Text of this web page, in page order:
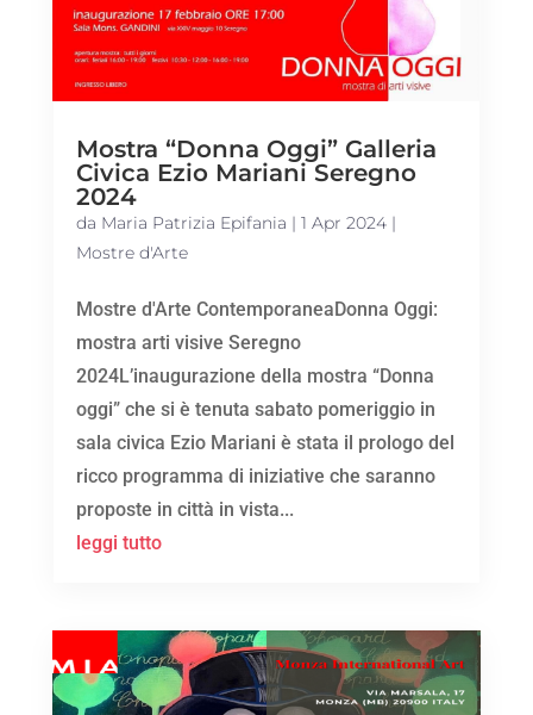
Mostra “Donna Oggi” Galleria
Civica Ezio Mariani Seregno
2024
da Maria Patrizia Epifania | 1 Apr 2024|
Mostre d'Arte
Mostre d'Arte ContemporaneaDonna Oggi:
mostra arti visive Seregno
2024L’inaugurazione della mostra “Donna
oggi” che si è tenuta sabato pomeriggio in
sala civica Ezio Mariani è stata il prologo del
ricco programma di iniziative che saranno
proposte in città in vista...
leggi tutto